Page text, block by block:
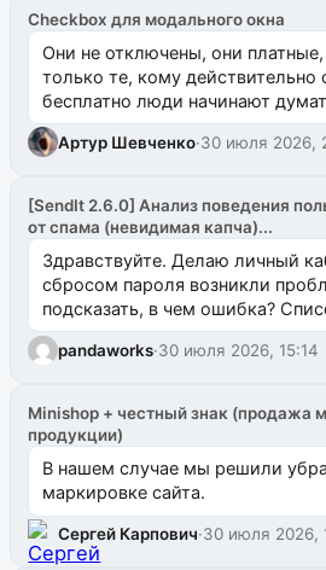
Checkbox для модального окна
Они не отключены, они
только те, кому действительно
бесплатно люди начинают
Артур Шевченко·30 июля 2026,
[SendIt 2.6.0] Анализ поведения
от спама (невидимая капча)...
Здравствуйте. Делаю личный
сбросом пароля возникли
подсказать, в чем ошибка?
одноименном разделе на
pandaworks·30 июля 2026, 15:14
Minishop + честный знак (продажа
продукции)
В нашем случае мы решили
маркировке сайта.
Сергей Карпович·30 июля 2026,